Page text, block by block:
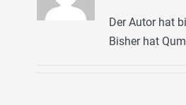
Der Autor hat
Bisher hat